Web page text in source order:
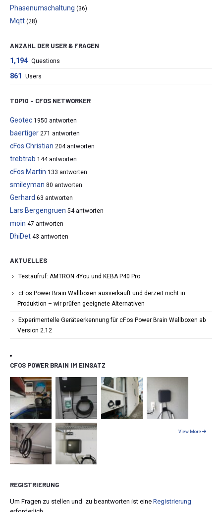
Phasenumschaltung (36)
Mqtt (28)
ANZAHL DER USER & FRAGEN
1,194 Questions
861 Users
TOP10 – CFOS NETWORKER
Geotec 1950 antworten
baertiger 271 antworten
cFos Christian 204 antworten
trebtrab 144 antworten
cFos Martin 133 antworten
smileyman 80 antworten
Gerhard 63 antworten
Lars Bergengruen 54 antworten
moin 47 antworten
DhiDet 43 antworten
AKTUELLES
Testaufruf: AMTRON 4You und KEBA P40 Pro
cFos Power Brain Wallboxen ausverkauft und derzeit nicht in
Produktion – wir prüfen geeignete Alternativen
Experimentelle Geräteerkennung für cFos Power Brain Wallboxen ab
Version 2.12
CFOS POWER BRAIN IM EINSATZ
View More
REGISTRIERUNG
Um Fragen zu stellen und zu beantworten ist eine Registrierung